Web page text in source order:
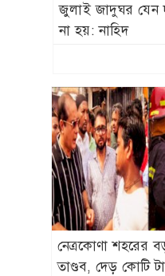
জুলাই জাদুঘর যেন
না হয়: নাহিদ
নেত্রকোণা শহরের
তাণ্ডব, দেড় কোটি